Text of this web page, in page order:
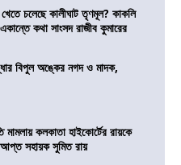
চলেছে কালীঘাট তৃণমূল? কাকলি
কথা সাংসদ রাজীব কুমারের
বিপুল অঙ্কের নগদ ও মাদক,
কলকাতা হাইকোর্টের রায়কে
আপ্ত সহায়ক সুমিত রায়